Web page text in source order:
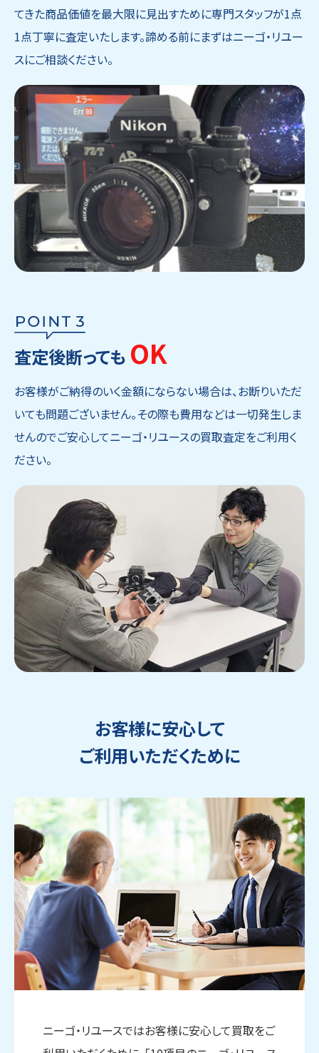
ウェブから1分 フリーダイヤル
てきた商品価値を最大限に見出すために専門スタッフが1点
1点丁寧に査定いたします。諦める前にまずはニーゴ・リユー
スにご相談ください。
査定後断っても OK
お客様がご納得のいく金額にならない場合は、お断りいただ
いても問題ございません。その際も費用などは一切発生しま
せんのでご安心してニーゴ・リユースの買取査定をご利用く
ださい。
お客様に安心して
ご利用いただくために
ニーゴ・リユースではお客様に安心して買取をご